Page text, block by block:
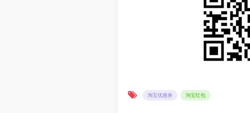
淘宝优惠券 淘宝红包